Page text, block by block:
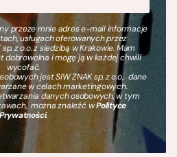
przeze mnie adres e-mail informacje
usługach oferowanych przez
z o.o. z siedzibą w Krakowie. Mam
dobrowolna i mogę ją w każdej chwili
wycofać.
jest SIW ZNAK sp. z o.o., dane
w celach marketingowych.
danych osobowych, w tym
można znaleźć wPolityce
.